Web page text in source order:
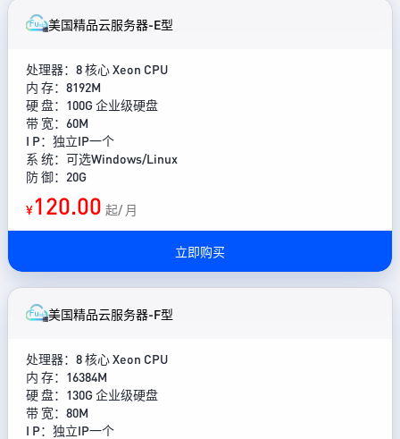
美国精品云服务器-E型
处理器：8 核心 Xeon CPU
内 存：8192M
硬 盘：100G 企业级硬盘
带 宽：60M
I P：独立IP一个
系 统：可选Windows/Linux
防 御：20G
¥120.00 起/ 月
立即购买
美国精品云服务器-F型
处理器：8 核心 Xeon CPU
内 存：16384M
硬 盘：130G 企业级硬盘
带 宽：80M
I P：独立IP一个